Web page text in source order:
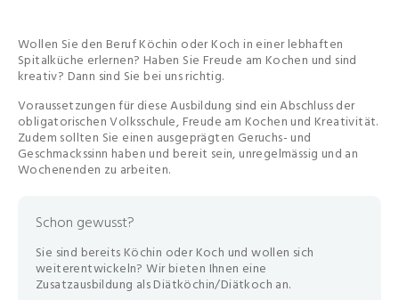
Wollen Sie den Beruf Köchin oder Koch in einer lebhaften
Spitalküche erlernen? Haben Sie Freude am Kochen und sind
kreativ? Dann sind Sie bei uns richtig.
Voraussetzungen für diese Ausbildung sind ein Abschluss der
obligatorischen Volksschule, Freude am Kochen und Kreativität.
Zudem sollten Sie einen ausgeprägten Geruchs- und
Geschmackssinn haben und bereit sein, unregelmässig und an
Wochenenden zu arbeiten.
Schon gewusst?
Sie sind bereits Köchin oder Koch und wollen sich
weiterentwickeln? Wir bieten Ihnen eine
Zusatzausbildung als Diätköchin/Diätkoch an.